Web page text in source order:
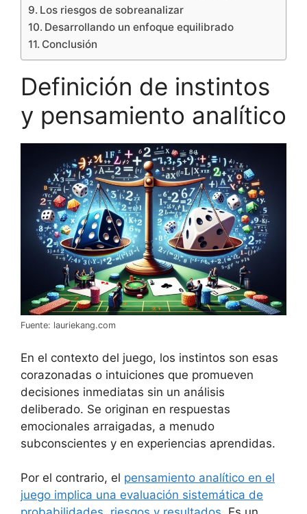
Los riesgos de sobreanalizar
Desarrollando un enfoque equilibrado
Conclusión
Definición de instintos
y pensamiento analítico
Fuente: lauriekang.com
En el contexto del juego, los instintos son esas
corazonadas o intuiciones que promueven
decisiones inmediatas sin un análisis
deliberado. Se originan en respuestas
emocionales arraigadas, a menudo
subconscientes y en experiencias aprendidas.
Por el contrario, el pensamiento analítico en el
juego implica una evaluación sistemática de